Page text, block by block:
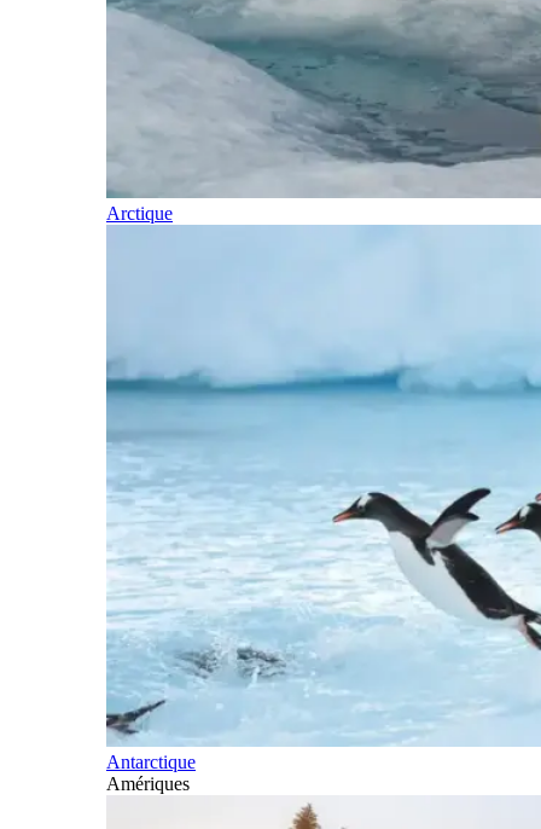
Arctique
Antarctique
Amériques